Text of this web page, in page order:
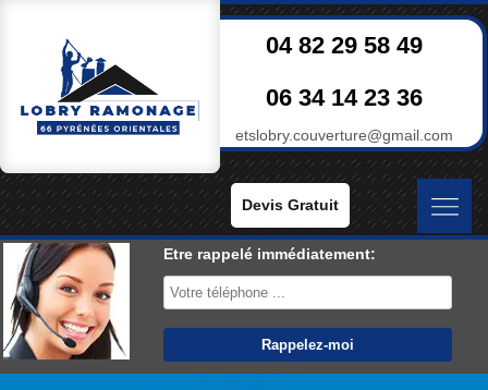
04 82 29 58 49
06 34 14 23 36
etslobry.couverture@gmail.com
Devis Gratuit
Etre rappelé immédiatement: